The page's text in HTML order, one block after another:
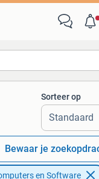
Alle afstanden…
Sorteer op
Bewaar je
en Software